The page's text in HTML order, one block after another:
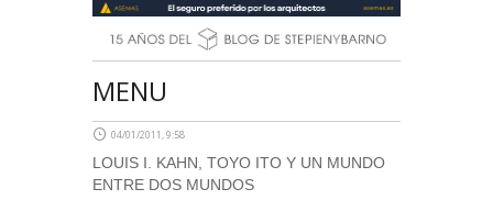
MENU
04/01/2011, 9:58
LOUIS I. KAHN, TOYO ITO Y UN MUNDO
ENTRE DOS MUNDOS